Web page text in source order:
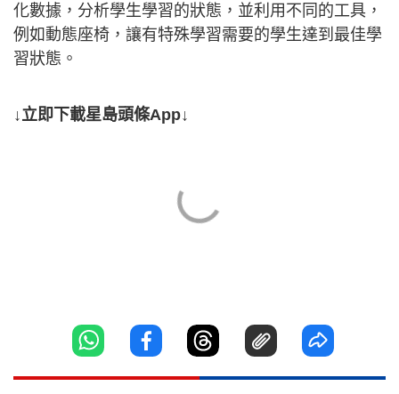
化數據，分析學生學習的狀態，並利用不同的工具，
例如動態座椅，讓有特殊學習需要的學生達到最佳學
習狀態。
↓立即下載星島頭條App↓